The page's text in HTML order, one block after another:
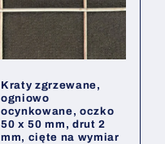
Kraty zgrzewane,
ogniowo
ocynkowane, oczko
50 x 50 mm, drut 2
mm, cięte na wymiar